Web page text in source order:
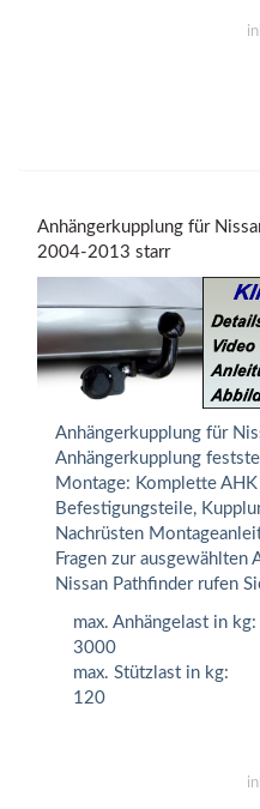
Anhängerkupplung für
2004-2013 starr
Anhängerkupplung für
Anhängerkupplung
Montage: Komplette
Befestigungsteile,
Nachrüsten
Fragen zur ausgewählten
Nissan Pathfinder rufen
max. Anhängelast in kg:
3000
max. Stützlast in kg:
120